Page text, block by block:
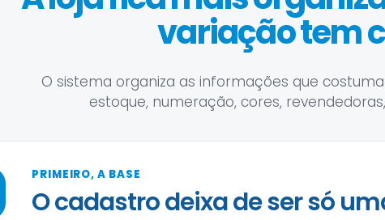
variação tem
O sistema organiza as informações que
estoque, numeração, cores,
PRIMEIRO, A BASE
O cadastro deixa de ser só